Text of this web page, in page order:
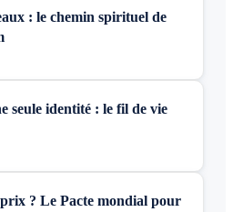
: le chemin spirituel de
seule identité : le fil de vie
? Le Pacte mondial pour